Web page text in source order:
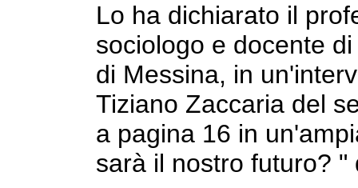
Lo ha dichiarato il
sociologo e docente
di Messina, in
Tiziano Zaccaria del
a pagina 16 in
sarà il nostro futuro?